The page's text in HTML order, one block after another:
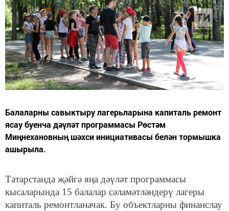
Балаларны савыктыру лагерьларына капиталь ремонт
ясау буенча дәүләт программасы Рөстәм
Миңнехановның шәхси инициативасы белән тормышка
ашырыла.
Татарстанда җәйгә яңа дәүләт программасы
кысаларында 15 балалар сәламәтләндерү лагеры
капиталь ремонтланачак. Бу объектларны финанслау